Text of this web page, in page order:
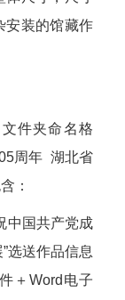
安装的馆藏作
件夹命名格
周年 湖北省
：
国共产党成
选送作品信息
＋Word电子